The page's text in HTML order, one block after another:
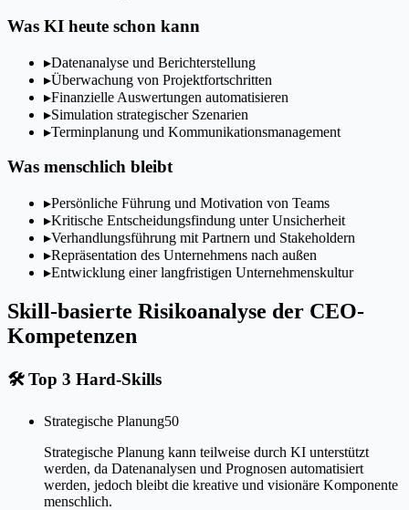
Was KI heute schon kann
▸Datenanalyse und Berichterstellung
▸Überwachung von Projektfortschritten
▸Finanzielle Auswertungen automatisieren
▸Simulation strategischer Szenarien
▸Terminplanung und Kommunikationsmanagement
Was menschlich bleibt
▸Persönliche Führung und Motivation von Teams
▸Kritische Entscheidungsfindung unter Unsicherheit
▸Verhandlungsführung mit Partnern und Stakeholdern
▸Repräsentation des Unternehmens nach außen
▸Entwicklung einer langfristigen Unternehmenskultur
Skill-basierte Risikoanalyse der CEO-
Kompetenzen
🛠Top 3 Hard-Skills
Strategische Planung50
Strategische Planung kann teilweise durch KI unterstützt
werden, da Datenanalysen und Prognosen automatisiert
werden, jedoch bleibt die kreative und visionäre Komponente
menschlich.